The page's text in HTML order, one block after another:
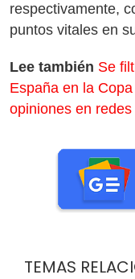
respectivamente,
puntos vitales en
Lee también Se
España en la
opiniones en
TEMAS